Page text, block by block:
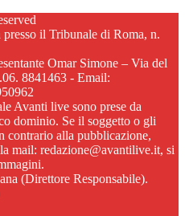
il Tribunale di Roma, n.
Omar Simone – Via del
8841463 - Email:
Avanti live sono prese da
dominio. Se il soggetto o gli
contrario alla pubblicazione,
mail: redazione@avantilive.it, si
(Direttore Responsabile).